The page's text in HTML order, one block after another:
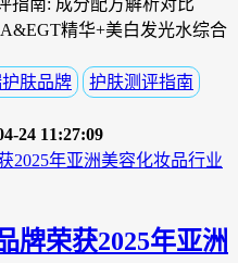
精华+美白发光水综合
肤品牌
护肤测评指南
24 11:27:09
牌荣获2025年亚洲